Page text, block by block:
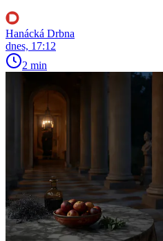
Hanácká Drbna
dnes, 17:12
2 min